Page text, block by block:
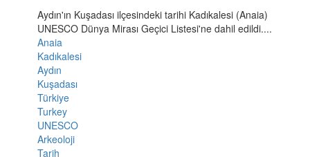
Aydın'ın Kuşadası ilçesindeki tarihi Kadıkalesi (Anaia)
UNESCO Dünya Mirası Geçici Listesi'ne dahil edildi....
Anaia
Kadıkalesi
Aydın
Kuşadası
Türkiye
Turkey
UNESCO
Arkeoloji
Tarih